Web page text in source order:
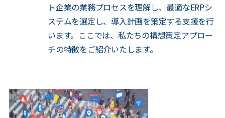
ト企業の業務プロセスを理解し、最適なERPシ
ステムを選定し、導入計画を策定する支援を行
います。ここでは、私たちの構想策定アプロー
チの特徴をご紹介いたします。